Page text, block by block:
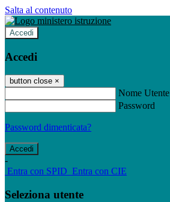
Salta al contenuto
Accedi
Accedi
button close ×
Nome Utente
Password
Password dimenticata?
-
Entra con SPID Entra con CIE
Seleziona utente